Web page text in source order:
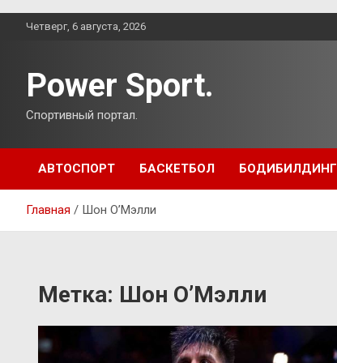
ПерейтиЧетверг, 6 августа, 2026
Power Sport.
Спортивный портал.
АВТОСПОРТ БАСКЕТБОЛ БОДИБИЛДИНГ
Главная Шон О’Мэлли
Метка: Шон О’Мэлли